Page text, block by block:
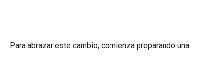
Para abrazar este cambio, comienza preparando una